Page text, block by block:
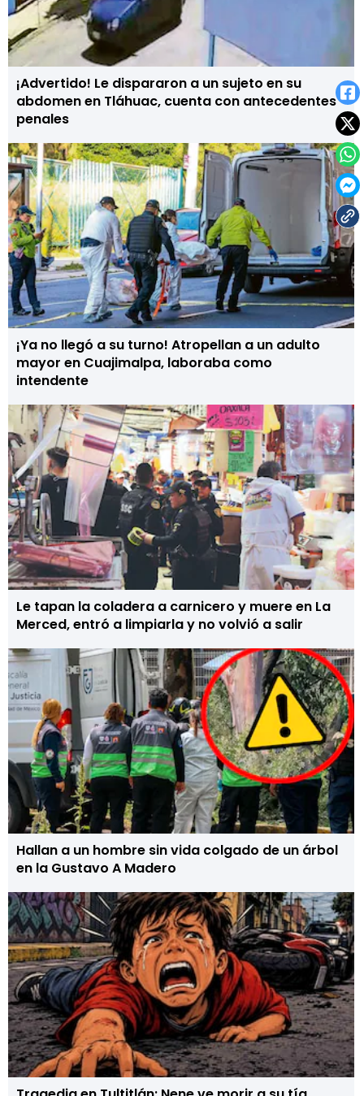
¡Advertido! Le dispararon a un sujeto en su
abdomen en Tláhuac, cuenta con antecedentes
penales
¡Ya no llegó a su turno! Atropellan a un adulto
mayor en Cuajimalpa, laboraba como
intendente
Le tapan la coladera a carnicero y muere en La
Merced, entró a limpiarla y no volvió a salir
Hallan a un hombre sin vida colgado de un árbol
en la Gustavo A Madero